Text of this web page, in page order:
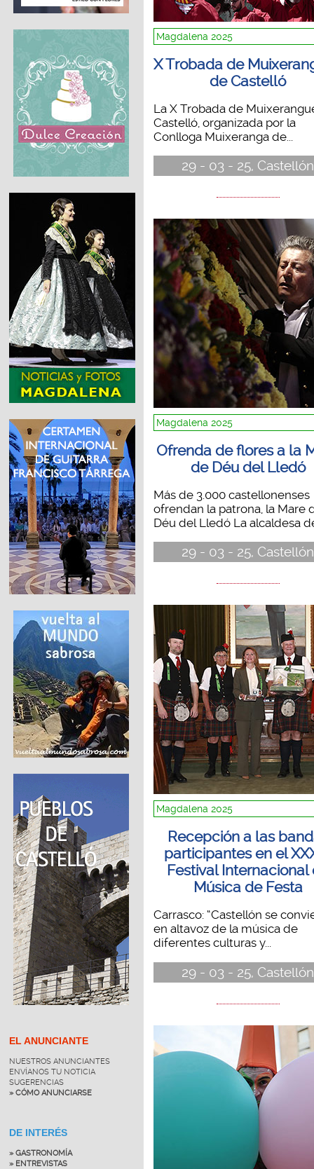
EL ANUNCIANTE
NUESTROS ANUNCIANTES
ENVÍANOS TU NOTICIA
SUGERENCIAS
» CÓMO ANUNCIARSE
DE INTERÉS
» GASTRONOMÍA
» ENTREVISTAS
Magdalena 2025
X Trobada de
de Castelló
La X Trobada de
Castelló, organizada por la
Conlloga Muixeranga de...
29 - 03 - 25, Castellón
Magdalena 2025
Ofrenda de flores a la
de Déu del Lledó
Más de 3.000 castellonenses
ofrendan la patrona, la Mare
Déu del Lledó La alcaldesa
29 - 03 - 25, Castellón
Magdalena 2025
Recepción a las
participantes en el
Festival Internacional
Música de Festa
Carrasco: “Castellón se
en altavoz de la música de
diferentes culturas y...
29 - 03 - 25, Castellón